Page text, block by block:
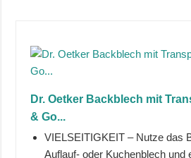
Dr. Oetker Backblech mit
& Go...
VIELSEITIGKEIT – Nutze das
Auflauf- oder Kuchenblech und